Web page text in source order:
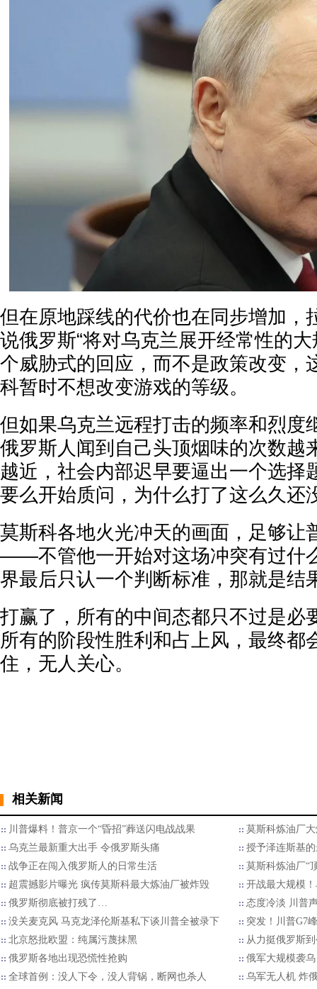
但在原地踩线的代价也在同步增加，
说俄罗斯“将对乌克兰展开经常性的
个威胁式的回应，而不是政策改变，
科暂时不想改变游戏的等级。
但如果乌克兰远程打击的频率和烈度
俄罗斯人闻到自己头顶烟味的次数越
越近，社会内部迟早要逼出一个选择
要么开始质问，为什么打了这么久还
莫斯科各地火光冲天的画面，足够让
——不管他一开始对这场冲突有过什
界最后只认一个判断标准，那就是结
打赢了，所有的中间态都只不过是必
所有的阶段性胜利和占上风，最终都
住，无人关心。
相关新闻
川普爆料！普京一个“昏招”葬送闪电战战果
莫斯科炼油厂
乌克兰最新重大出手 令俄罗斯头痛
授予泽连斯基
战争正在闯入俄罗斯人的日常生活
莫斯科炼油厂“
超震撼影片曝光 疯传莫斯科最大炼油厂被炸毁
开战最大规模
俄罗斯彻底被打残了…
态度冷淡 川普
没关麦克风 马克龙泽伦斯基私下谈川普全被录下
突发！川普G7
北京怒批欧盟：纯属污蔑抹黑
从力挺俄罗斯
俄罗斯各地出现恐慌性抢购
俄军大规模袭
全球首例：没人下令，没人背锅，断网也杀人
乌军无人机 炸